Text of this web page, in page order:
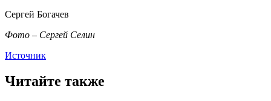
Сергей Богачев
Фото – Сергей Селин
Источник
Читайте также